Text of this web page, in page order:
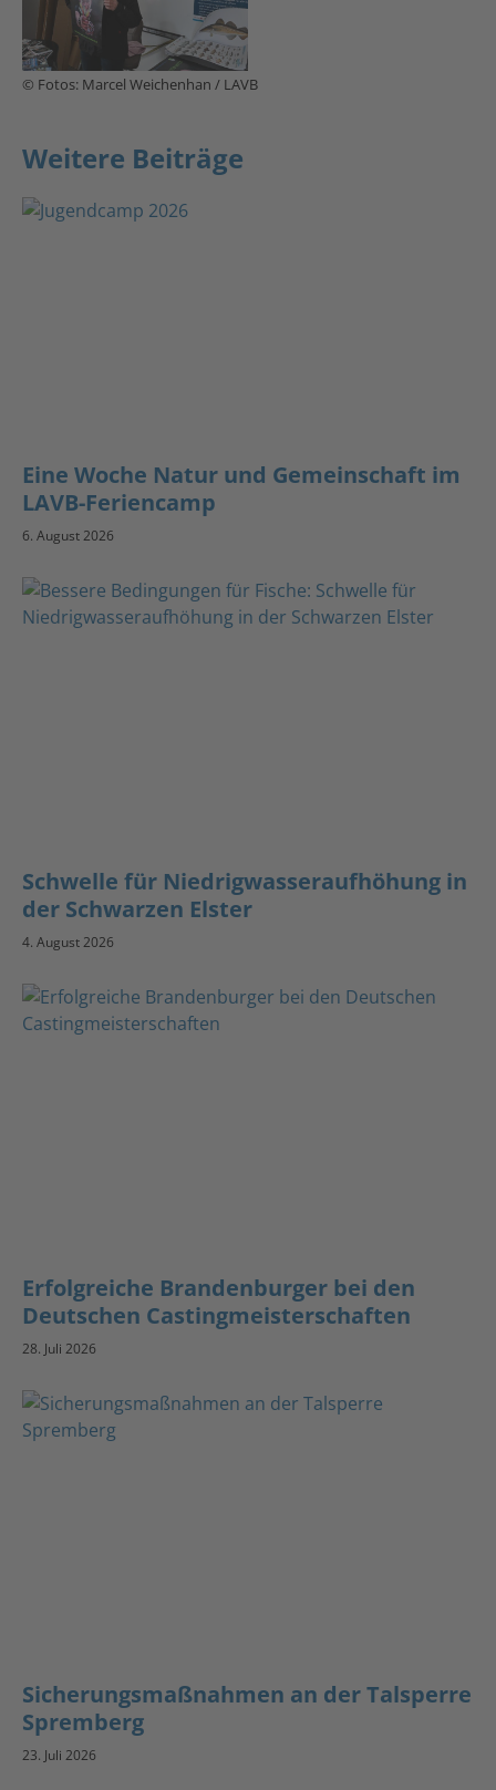
© Fotos: Marcel Weichenhan / LAVB
Weitere Beiträge
Eine Woche Natur und Gemeinschaft im
LAVB-Feriencamp
6. August 2026
Schwelle für Niedrigwasseraufhöhung in
der Schwarzen Elster
4. August 2026
Erfolgreiche Brandenburger bei den
Deutschen Castingmeisterschaften
28. Juli 2026
Sicherungsmaßnahmen an der Talsperre
Spremberg
23. Juli 2026